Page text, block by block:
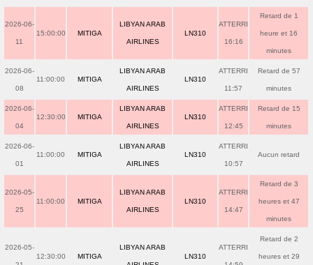
2026-06-
11
15:00:00 MITIGA
LIBYAN ARAB
AIRLINES
LN310
ATTERRI
16:16
Retard de 1
heure et 16
minutes
2026-06-
08
11:00:00 MITIGA
LIBYAN ARAB
AIRLINES
LN310
ATTERRI
11:57
Retard de 57
minutes
2026-06-
04
12:30:00 MITIGA
LIBYAN ARAB
AIRLINES
LN310
ATTERRI
12:45
Retard de 15
minutes
2026-06-
01
11:00:00 MITIGA
LIBYAN ARAB
AIRLINES
LN310
ATTERRI
10:57
Aucun retard
2026-05-
25
11:00:00 MITIGA
LIBYAN ARAB
AIRLINES
LN310
ATTERRI
14:47
Retard de 3
heures et 47
minutes
2026-05-
12:30:00 MITIGA
LIBYAN ARAB
LN310
ATTERRI
Retard de 2
heures et 29